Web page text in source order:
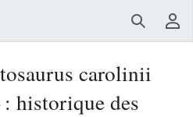
carolinii
historique des